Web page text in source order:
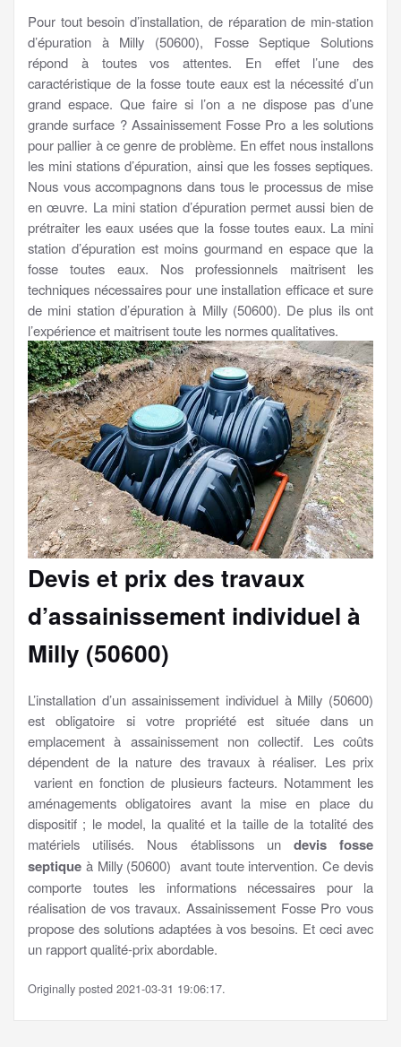
Pour tout besoin d’installation, de réparation de min-station
d’épuration à Milly (50600), Fosse Septique Solutions
répond à toutes vos attentes. En effet l’une des
caractéristique de la fosse toute eaux est la nécessité d’un
grand espace. Que faire si l’on a ne dispose pas d’une
grande surface ? Assainissement Fosse Pro a les solutions
pour pallier à ce genre de problème. En effet nous installons
les mini stations d’épuration, ainsi que les fosses septiques.
Nous vous accompagnons dans tous le processus de mise
en œuvre. La mini station d’épuration permet aussi bien de
prétraiter les eaux usées que la fosse toutes eaux. La mini
station d’épuration est moins gourmand en espace que la
fosse toutes eaux. Nos professionnels maitrisent les
techniques nécessaires pour une installation efficace et sure
de mini station d’épuration à Milly (50600). De plus ils ont
l’expérience et maitrisent toute les normes qualitatives.
Devis et prix des travaux
d’assainissement individuel à
Milly (50600)
L’installation d’un assainissement individuel à Milly (50600)
est obligatoire si votre propriété est située dans un
emplacement à assainissement non collectif. Les coûts
dépendent de la nature des travaux à réaliser. Les prix
varient en fonction de plusieurs facteurs. Notamment les
aménagements obligatoires avant la mise en place du
dispositif ; le model, la qualité et la taille de la totalité des
matériels utilisés. Nous établissons un devis fosse
septique à Milly (50600) avant toute intervention. Ce devis
comporte toutes les informations nécessaires pour la
réalisation de vos travaux. Assainissement Fosse Pro vous
propose des solutions adaptées à vos besoins. Et ceci avec
un rapport qualité-prix abordable.
Originally posted 2021-03-31 19:06:17.